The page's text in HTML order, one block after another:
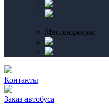
Мессенджеры:
Контакты
Заказ автобуса